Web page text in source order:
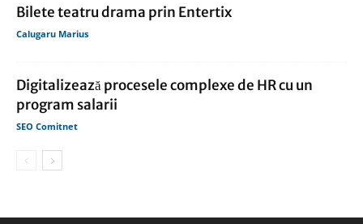
Bilete teatru drama prin Entertix
Calugaru Marius
Digitalizează procesele complexe de HR cu un
program salarii
SEO Comitnet